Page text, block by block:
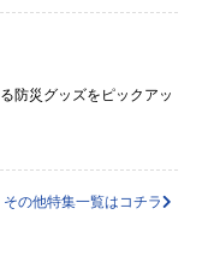
防災グッズをピックアッ
その他特集一覧はコチラ